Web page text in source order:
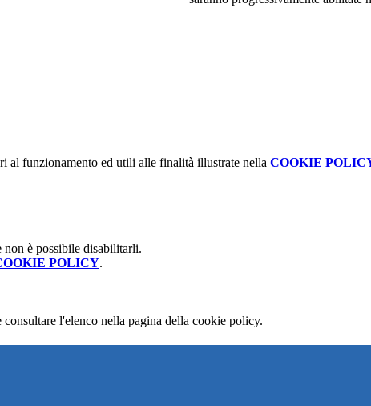
al funzionamento ed utili alle finalità illustrate nella COOKIE
non è possibile disabilitarli.
POLICY.
l'elenco nella pagina della cookie policy.